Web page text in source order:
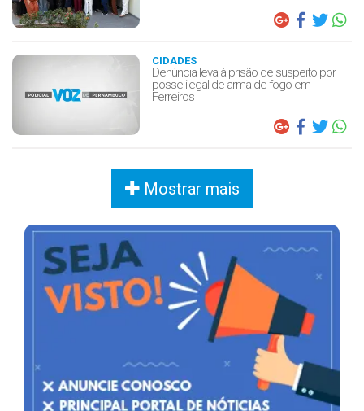
CIDADES
Denúncia leva à prisão de suspeito por
posse ilegal de arma de fogo em
Ferreiros
Mostrar mais